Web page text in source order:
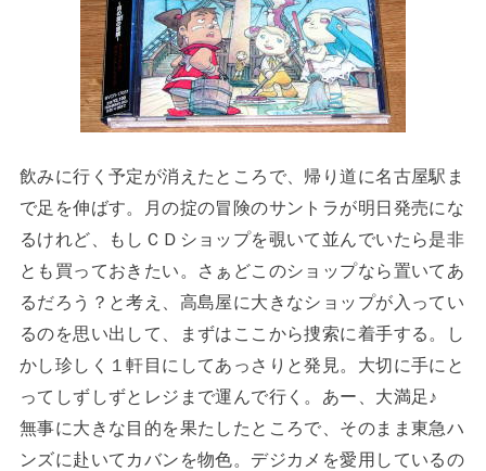
飲みに行く予定が消えたところで、帰り道に名古屋駅ま
で足を伸ばす。月の掟の冒険のサントラが明日発売にな
るけれど、もしＣＤショップを覗いて並んでいたら是非
とも買っておきたい。さぁどこのショップなら置いてあ
るだろう？と考え、高島屋に大きなショップが入ってい
るのを思い出して、まずはここから捜索に着手する。し
かし珍しく１軒目にしてあっさりと発見。大切に手にと
ってしずしずとレジまで運んで行く。あー、大満足♪
無事に大きな目的を果たしたところで、そのまま東急ハ
ンズに赴いてカバンを物色。デジカメを愛用しているの